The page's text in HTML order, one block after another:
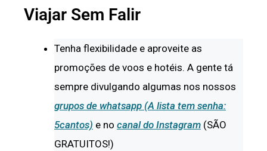
Viajar Sem Falir
Tenha flexibilidade e aproveite as
promoções de voos e hotéis. A gente tá
sempre divulgando algumas nos nossos
grupos de whatsapp (A lista tem senha:
5cantos) e no canal do Instagram (SÃO
GRATUITOS!)